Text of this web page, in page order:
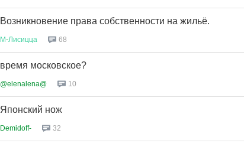
Возникновение права собственности на жильё.
М-Лисицца 68
время московское?
@elenalena@ 10
Японский нож
Demidoff- 32